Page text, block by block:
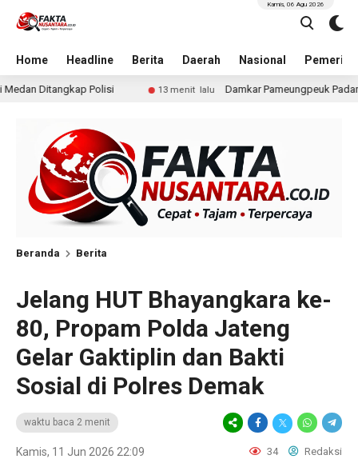
Home Headline Berita Daerah Nasional
Kamis, 06 Agu 2026
13 menit lalu Damkar Pameungpeuk Padamkan Kebakaran Lahan Gambut
Beranda Berita
Jelang HUT Bhayangkara ke-
80, Propam Polda Jateng
Gelar Gaktiplin dan Bakti
Sosial di Polres Demak
waktu baca 2 menit
Kamis, 11 Jun 2026 22:09 34 Redaksi